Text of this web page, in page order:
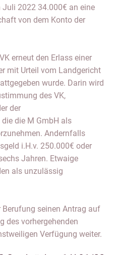
2022 34.000€ an eine
von dem Konto der
erneut den Erlass einer
mit Urteil vom Landgericht
wurde. Darin wird
des VK,
der
die M GmbH als
Andernfalls
i.H.v. 250.000€ oder
Jahren. Etwaige
als unzulässig
seinen Antrag auf
des vorhergehenden
Verfügung weiter.